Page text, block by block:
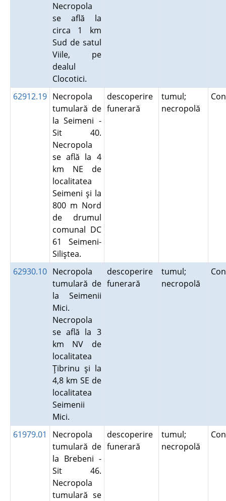
Necropola
se află la
circa 1 km
Sud de satul
Viile, pe
dealul
Clocotici.
62912.19 Necropola
tumulară de
la Seimeni -
Sit 40.
Necropola
se află la 4
km NE de
localitatea
Seimeni şi la
800 m Nord
de drumul
comunal DC
61 Seimeni-
Siliştea.
descoperire
funerară
tumul;
necropolă
62930.10 Necropola
tumulară de
la Seimenii
Mici.
Necropola
se află la 3
km NV de
localitatea
Ţibrinu şi la
4,8 km SE de
localitatea
Seimenii
Mici.
descoperire
funerară
tumul;
necropolă
61979.01
Necropola
tumulară de
la Brebeni -
Sit 46.
Necropola
tumulară se
descoperire
funerară
tumul;
necropolă